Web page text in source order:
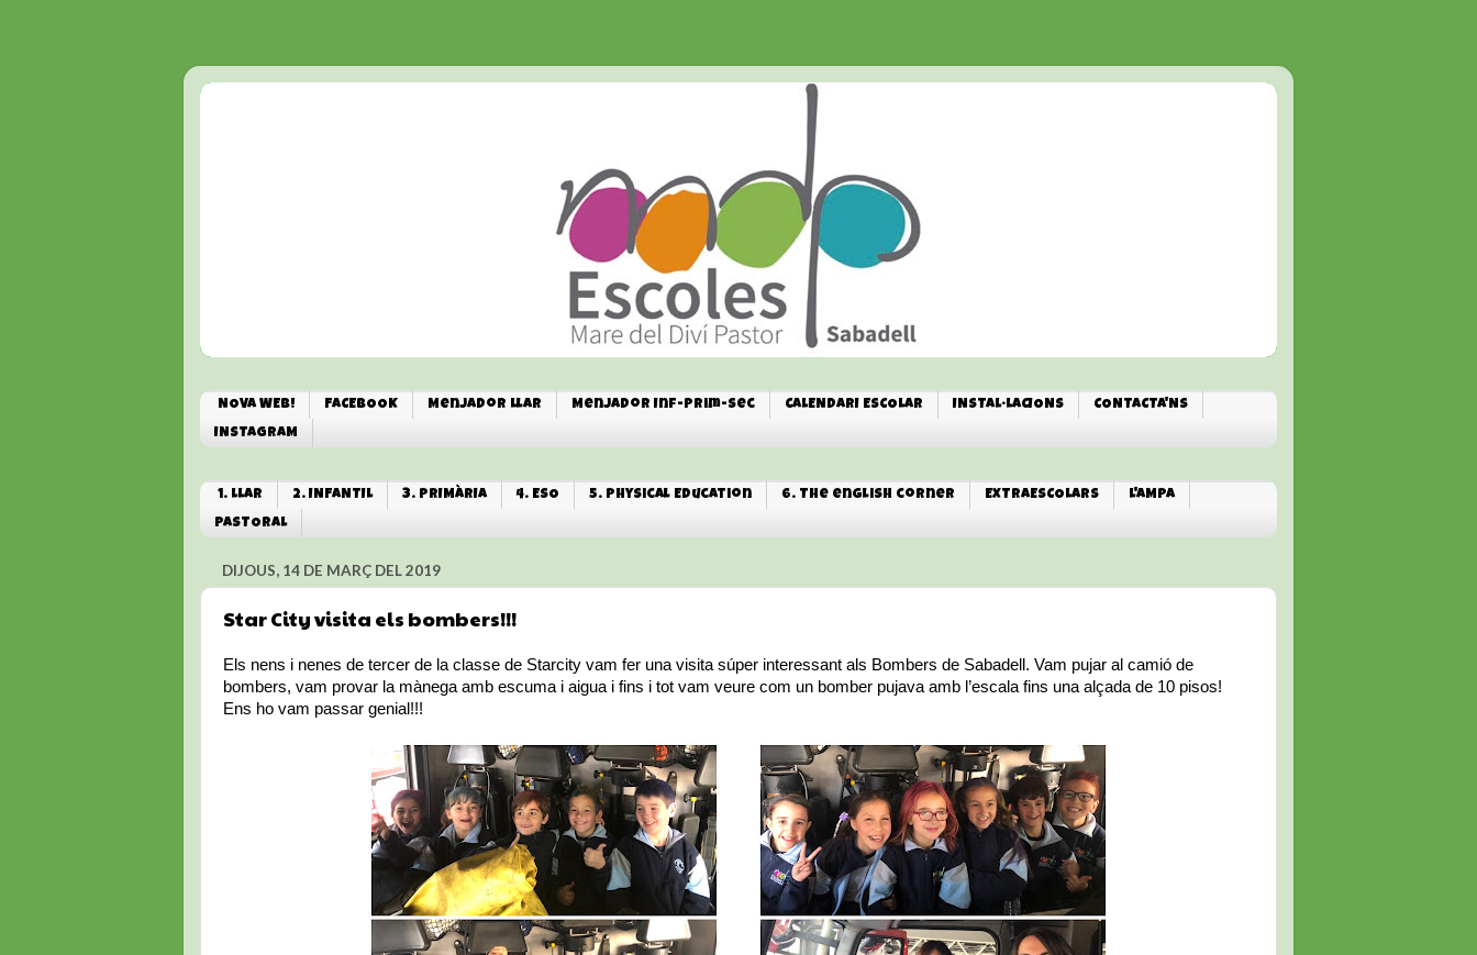
NOVA WEB! FACEBOOK Menjador Llar Menjador Inf-Prim-Sec CALENDARI ESCOLAR INSTAL·LACIONS
CONTACTA'NS
INSTAGRAM
1. LLAR 2. INFANTIL 3. PRIMÀRIA 4. ESO 5. Physical Education 6. The english corner EXTRAESCOLARS
L'AMPA
PASTORAL
DIJOUS, 14 DE MARÇ DEL 2019
Star City visita els bombers!!!
Els nens i nenes de tercer de la classe de Starcity vam fer una visita súper interessant als Bombers de Sabadell. Vam pujar al camió de
bombers, vam provar la mànega amb escuma i aigua i fins i tot vam veure com un bomber pujava amb l’escala fins una alçada de 10 pisos!
Ens ho vam passar genial!!!